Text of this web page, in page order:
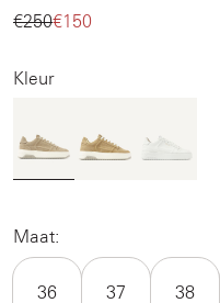
€250‌€150‌
Kleur
Maat:
36 37 38